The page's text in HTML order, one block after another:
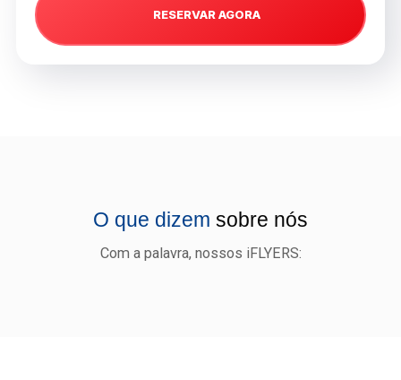
RESERVAR AGORA
O que dizem sobre nós
Com a palavra, nossos iFLYERS: